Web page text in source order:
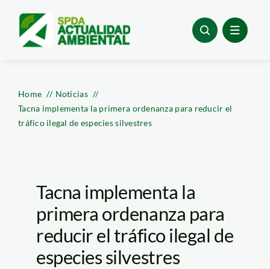
content
Home
Noticias
Tacna implementa la primera ordenanza para reducir el
tráfico ilegal de especies silvestres
Tacna implementa la
primera ordenanza para
reducir el tráfico ilegal de
especies silvestres